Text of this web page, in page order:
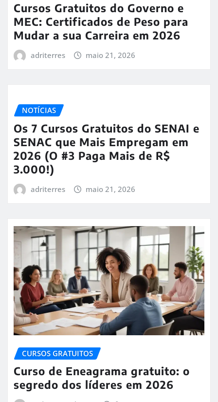
Cursos Gratuitos do Governo e
MEC: Certificados de Peso para
Mudar a sua Carreira em 2026
adriterres maio 21, 2026
NOTÍCIAS
Os 7 Cursos Gratuitos do SENAI e
SENAC que Mais Empregam em
2026 (O #3 Paga Mais de R$
3.000!)
adriterres maio 21, 2026
CURSOS GRATUITOS
Curso de Eneagrama gratuito: o
segredo dos líderes em 2026